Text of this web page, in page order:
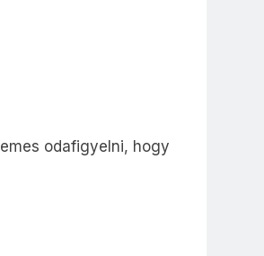
odafigyelni, hogy